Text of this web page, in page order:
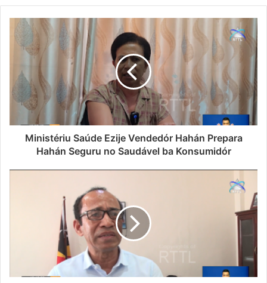
Ministériu Saúde Ezije Vendedór Hahán Prepara
Hahán Seguru no Saudável ba Konsumidór